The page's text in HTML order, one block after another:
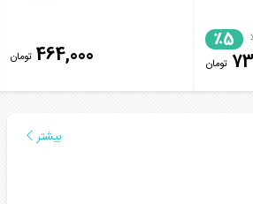
٪5
تومان 464,000 تومان
بیشتر